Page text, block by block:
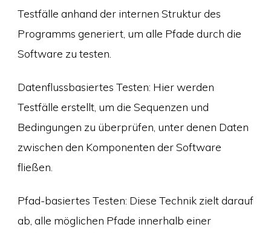
Testfälle anhand der internen Struktur des
Programms generiert, um alle Pfade durch die
Software zu testen.
Datenflussbasiertes Testen: Hier werden
Testfälle erstellt, um die Sequenzen und
Bedingungen zu überprüfen, unter denen Daten
zwischen den Komponenten der Software
fließen.
Pfad-basiertes Testen: Diese Technik zielt darauf
ab, alle möglichen Pfade innerhalb einer